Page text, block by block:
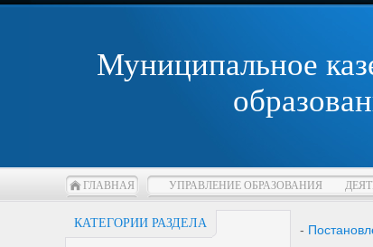
Муниципальное
ГЛАВНАЯ УПРАВЛЕНИЕ ОБРАЗОВАНИЯ
КАТЕГОРИИ РАЗДЕЛА -